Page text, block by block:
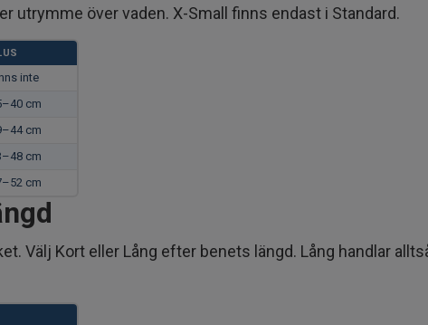
utrymme över vaden. X-Small finns endast i Standard.
inte
cm
cm
cm
cm
Välj Kort eller Lång efter benets längd. Lång handlar